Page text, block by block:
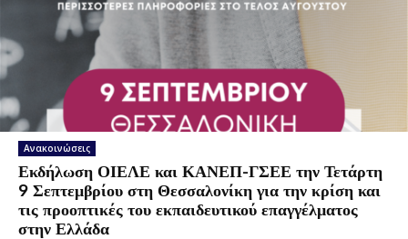
Ανακοινώσεις
Εκδήλωση ΟΙΕΛΕ και ΚΑΝΕΠ-ΓΣΕΕ την Τετάρτη
9 Σεπτεμβρίου στη Θεσσαλονίκη για την κρίση και
τις προοπτικές του εκπαιδευτικού επαγγέλματος
στην Ελλάδα